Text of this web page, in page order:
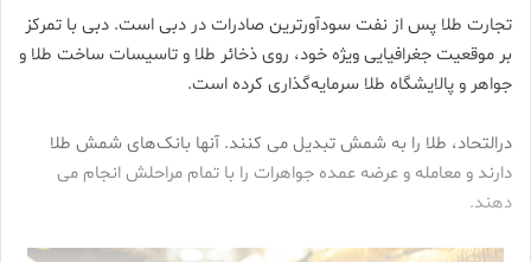
تجارت طلا پس از نفت سودآورترین صادرات در دبی است. دبی با تمرکز
بر موقعیت جغرافیایی ویژه خود، روی ذخائر طلا و تاسیسات ساخت طلا و
جواهر و پالایشگاه طلا سرمایه‌گذاری کرده است.
درالتحاد، طلا را به شمش‌ تبدیل می کنند. آنها بانک‌های شمش طلا
دارند و معامله و عرضه عمده جواهرات را با تمام مراحلش انجام می
دهند.